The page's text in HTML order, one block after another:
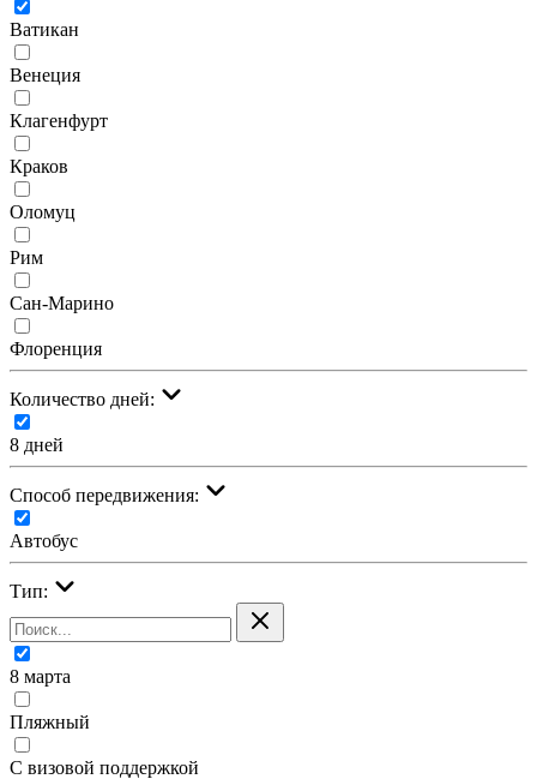
Ватикан
Венеция
Клагенфурт
Краков
Оломуц
Рим
Сан-Марино
Флоренция
Количество дней:
8 дней
Cпособ передвижения:
Автобус
Тип:
8 марта
Пляжный
С визовой поддержкой